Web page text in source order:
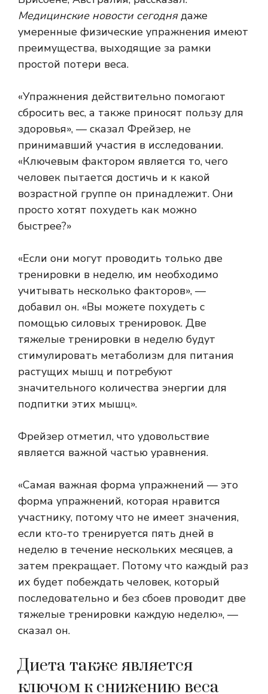
Медицинские новости сегоднядаже
умеренные физические упражнения имеют
преимущества, выходящие за рамки
простой потери веса.
«Упражнения действительно помогают
сбросить вес, а также приносят пользу для
здоровья», — сказал Фрейзер, не
принимавший участия в исследовании.
«Ключевым фактором является то, чего
человек пытается достичь и к какой
возрастной группе он принадлежит. Они
просто хотят похудеть как можно
быстрее?»
«Если они могут проводить только две
тренировки в неделю, им необходимо
учитывать несколько факторов», —
добавил он. «Вы можете похудеть с
помощью силовых тренировок. Две
тяжелые тренировки в неделю будут
стимулировать метаболизм для питания
растущих мышц и потребуют
значительного количества энергии для
подпитки этих мышц».
Фрейзер отметил, что удовольствие
является важной частью уравнения.
«Самая важная форма упражнений — это
форма упражнений, которая нравится
участнику, потому что не имеет значения,
если кто-то тренируется пять дней в
неделю в течение нескольких месяцев, а
затем прекращает. Потому что каждый раз
их будет побеждать человек, который
последовательно и без сбоев проводит две
тяжелые тренировки каждую неделю», —
сказал он.
Диета также является
ключом к снижению веса